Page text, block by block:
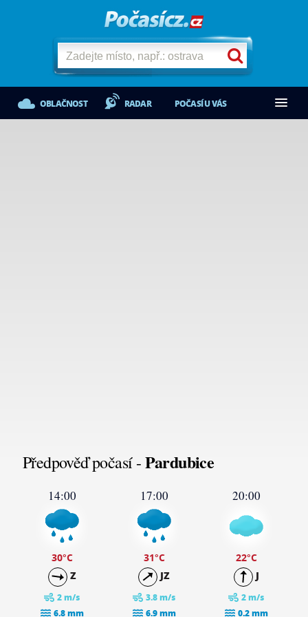
OBLAČNOST RADAR POČASÍ U VÁS
Předpověď počasí -Pardubice
14:00
30°C
Z
2 m/s
6.8 mm
17:00
31°C
JZ
3.8 m/s
6.9 mm
20:00
22°C
J
2 m/s
0.2 mm